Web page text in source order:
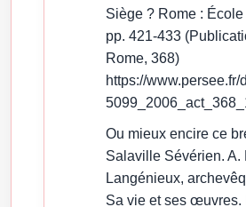
Siège ? Rome :
pp. 421-433
Rome, 368)
https://www.persee.fr/
Ou mieux encire ce
Salaville Sévérien. A.
Langénieux,
Sa vie et ses œuvres.